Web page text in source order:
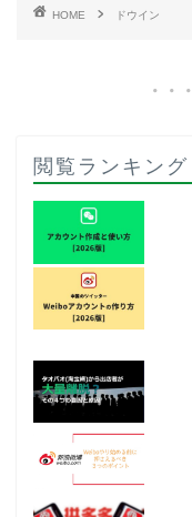
HOME ドウイン
閲覧ランキング